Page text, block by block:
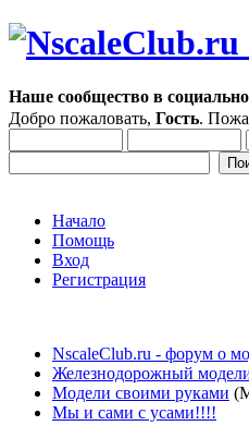
Наше сообщество в
Добро пожаловать, Гость.
Начало
Помощь
Вход
Регистрация
NscaleClub.ru - форум о
Железнодорожный
Модели своими руками
Мы и сами с усами!!!!